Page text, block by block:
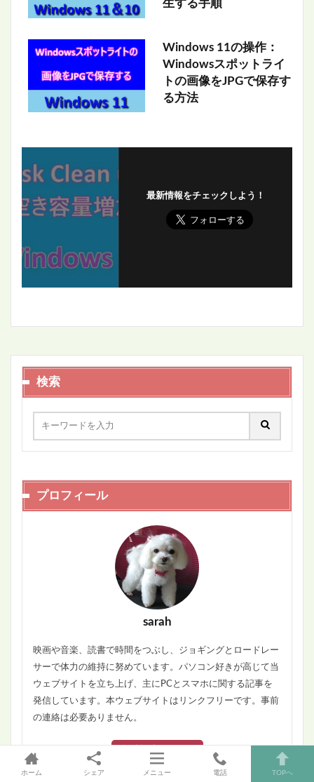
生する手順
Windows 11の操作：
Windowsスポットライ
トの画像をJPGで保存す
る方法
最新情報をチェックしよう！
検索
プロフィール
sarah
映画や音楽、読書で時間をつぶし、ジョギングとロードレー
サーで体力の維持に努めています。パソコン好きが高じて当
ウェブサイトを立ち上げ、主にPCとスマホに関する記事を
発信しています。本ウェブサイトはリンクフリーです。事前
の連絡は必要ありません。
ホーム シェア メニュー 電話 TOPへ